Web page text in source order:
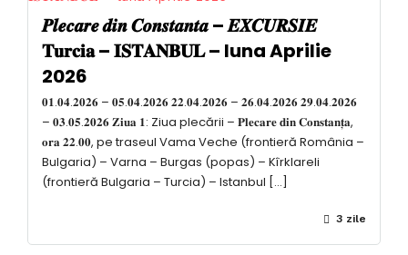
𝑷𝒍𝒆𝒄𝒂𝒓𝒆 𝒅𝒊𝒏 𝑪𝒐𝒏𝒔𝒕𝒂𝒏𝒕𝒂 – 𝑬𝑿𝑪𝑼𝑹𝑺𝑰𝑬
𝐓𝐮𝐫𝐜𝐢𝐚 – 𝐈𝐒𝐓𝐀𝐍𝐁𝐔𝐋 – luna Aprilie
2026
𝟎𝟏.𝟎𝟒.𝟐𝟎𝟐𝟔 – 𝟎𝟓.𝟎𝟒.𝟐𝟎𝟐𝟔 𝟐𝟐.𝟎𝟒.𝟐𝟎𝟐𝟔 – 𝟐𝟔.𝟎𝟒.𝟐𝟎𝟐𝟔 𝟐𝟗.𝟎𝟒.𝟐𝟎𝟐𝟔
– 𝟎𝟑.𝟎𝟓.𝟐𝟎𝟐𝟔 𝐙𝐢𝐮𝐚 𝟏: Ziua plecării – 𝐏𝐥𝐞𝐜𝐚𝐫𝐞 𝐝𝐢𝐧 𝐂𝐨𝐧𝐬𝐭𝐚𝐧𝐭̦𝐚,
𝐨𝐫𝐚 𝟐𝟐.𝟎𝟎, pe traseul Vama Veche (frontieră România –
Bulgaria) – Varna – Burgas (popas) – Kîrklareli
(frontieră Bulgaria – Turcia) – Istanbul […]
3 zile